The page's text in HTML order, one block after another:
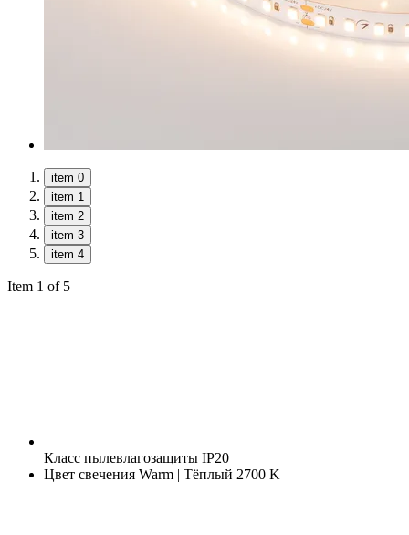
item 0
item 1
item 2
item 3
item 4
Item 1 of 5
Класс пылевлагозащиты IP20
Цвет свечения Warm | Тёплый 2700 K